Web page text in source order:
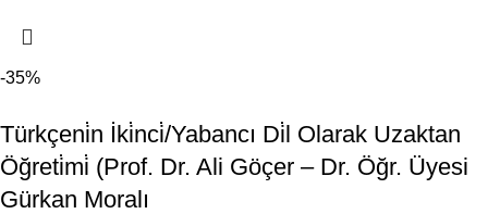
-35%
Türkçeni̇n İki̇nci̇/Yabancı Di̇l Olarak Uzaktan
Öğreti̇mi̇ (Prof. Dr. Ali Göçer – Dr. Öğr. Üyesi
Gürkan Moralı